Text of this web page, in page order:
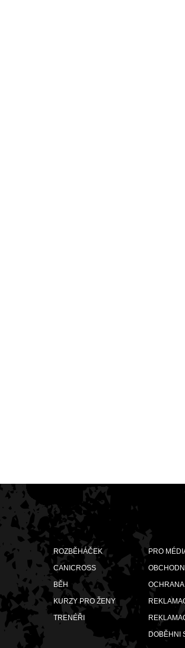
ROZBĚHÁČEK
CANICROSS
BĚH
KURZY PRO ŽENY
TRENÉŘI
PRO
DOBĚHNI